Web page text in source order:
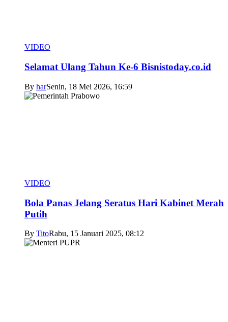
VIDEO
Selamat Ulang Tahun Ke-6 Bisnistoday.co.id
By harSenin, 18 Mei 2026, 16:59
VIDEO
Bola Panas Jelang Seratus Hari Kabinet Merah
Putih
By TitoRabu, 15 Januari 2025, 08:12